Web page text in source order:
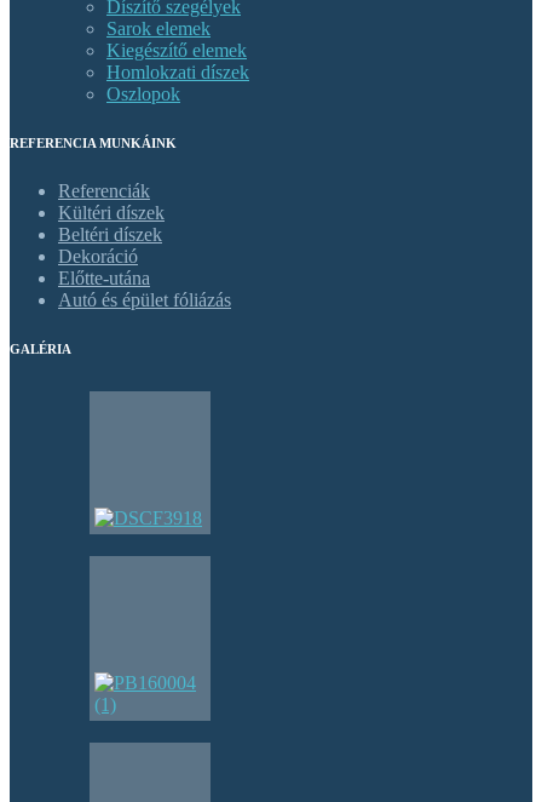
Díszítő szegélyek
Sarok elemek
Kiegészítő elemek
Homlokzati díszek
Oszlopok
REFERENCIA MUNKÁINK
Referenciák
Kültéri díszek
Beltéri díszek
Dekoráció
Előtte-utána
Autó és épület fóliázás
GALÉRIA